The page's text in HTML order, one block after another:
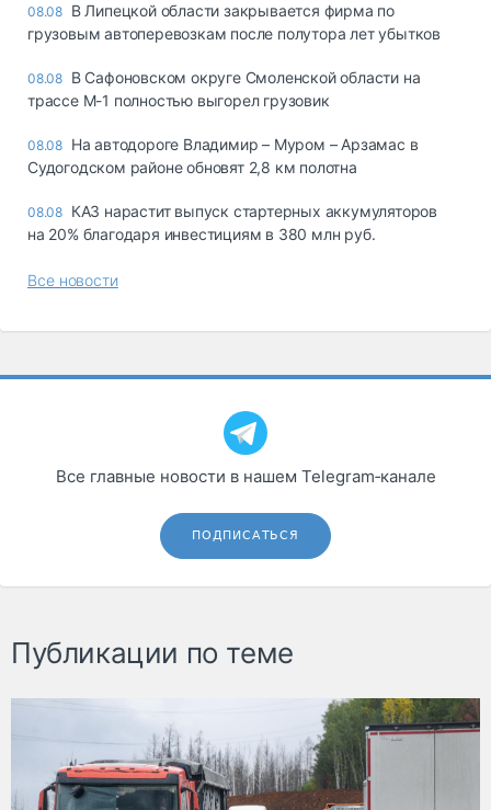
08.08 В Липецкой области закрывается фирма по
грузовым автоперевозкам после полутора лет убытков
08.08 В Сафоновском округе Смоленской области на
трассе М-1 полностью выгорел грузовик
08.08 На автодороге Владимир – Муром – Арзамас в
Судогодском районе обновят 2,8 км полотна
08.08 КАЗ нарастит выпуск стартерных аккумуляторов
на 20% благодаря инвестициям в 380 млн руб.
Все новости
Все главные новости в нашем Telegram‑канале
ПОДПИСАТЬСЯ
Публикации по теме